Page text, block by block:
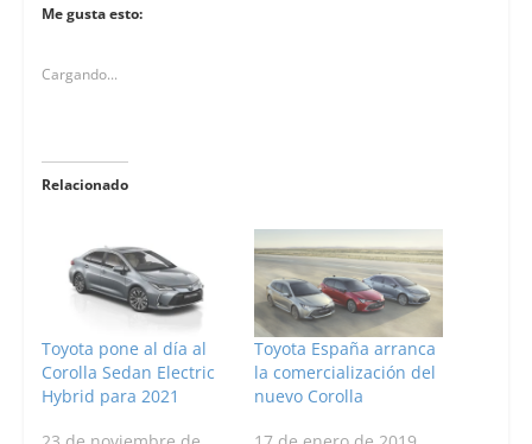
Me gusta esto:
Cargando...
Relacionado
Toyota pone al día al
Corolla Sedan Electric
Hybrid para 2021
Toyota España arranca
la comercialización del
nuevo Corolla